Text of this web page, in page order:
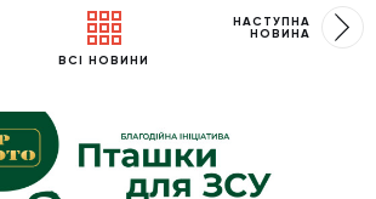
ВСІ НОВИНИ
НАСТУПНА
НОВИНА